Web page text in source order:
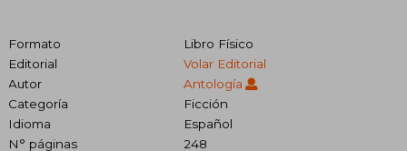
Formato
Libro Físico
Editorial
Volar Editorial
Autor
Antología
Categoría
Ficción
Idioma
Español
N° páginas
248